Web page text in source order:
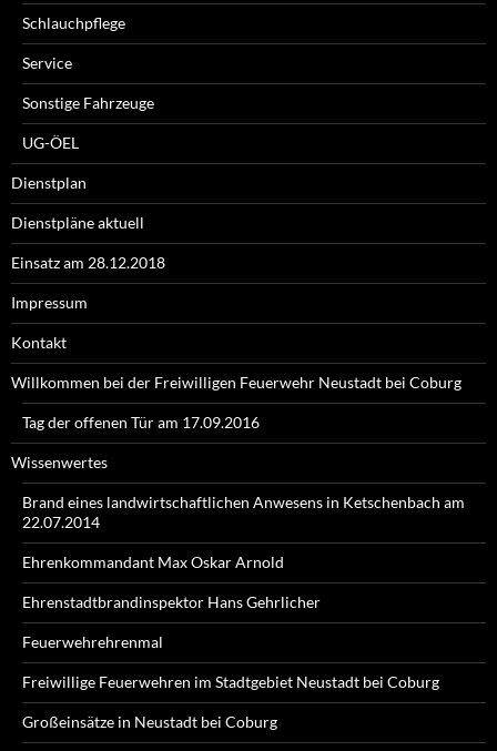
Schlauchpflege
Service
Sonstige Fahrzeuge
UG-ÖEL
Dienstplan
Dienstpläne aktuell
Einsatz am 28.12.2018
Impressum
Kontakt
Willkommen bei der Freiwilligen Feuerwehr Neustadt bei Coburg
Tag der offenen Tür am 17.09.2016
Wissenwertes
Brand eines landwirtschaftlichen Anwesens in Ketschenbach am
22.07.2014
Ehrenkommandant Max Oskar Arnold
Ehrenstadtbrandinspektor Hans Gehrlicher
Feuerwehrehrenmal
Freiwillige Feuerwehren im Stadtgebiet Neustadt bei Coburg
Großeinsätze in Neustadt bei Coburg